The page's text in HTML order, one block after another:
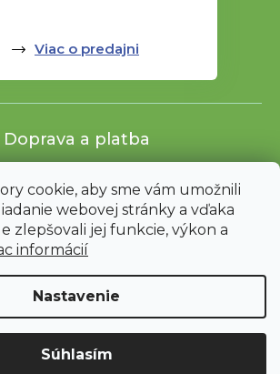
cookie, aby sme vám umožnili
webovej stránky a vďaka
zlepšovali jej funkcie, výkon a
informácií
Nastavenie
Súhlasím
Viac o predajni
Doprava a platba
Shoptet |mime digital